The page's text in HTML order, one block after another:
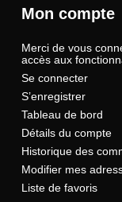
Mon compte
Merci de vous
accès aux
Se connecter
S’enregistrer
Tableau de bord
Détails du compte
Historique des
Modifier mes
Liste de favoris